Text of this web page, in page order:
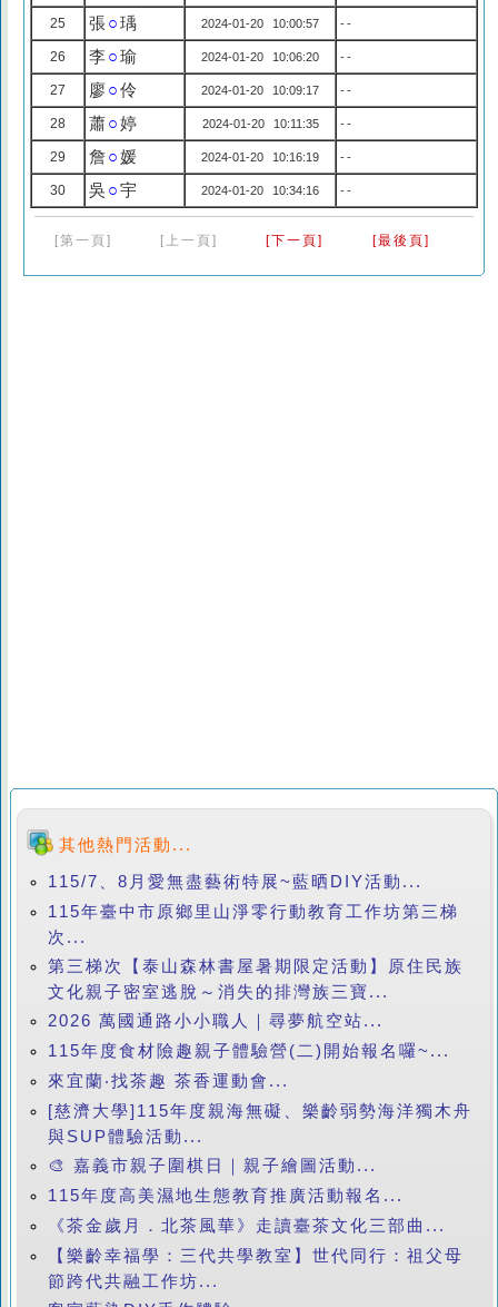
25 張○瑀 2024-01-20 10:00:57 --
26 李○瑜 2024-01-20 10:06:20 --
27 廖○伶 2024-01-20 10:09:17 --
28 蕭○婷 2024-01-20 10:11:35 --
29 詹○媛 2024-01-20 10:16:19 --
30 吳 ○宇 2024-01-20 10:34:16 --
[第一頁] [上一頁] [下一頁] [最後頁]
其他熱門活動...
115/7、8月愛無盡藝術特展~藍晒DIY活動...
115年臺中市原鄉里山淨零行動教育工作坊第三梯
次...
第三梯次【泰山森林書屋暑期限定活動】原住民族
文化親子密室逃脫～消失的排灣族三寶...
2026 萬國通路小小職人｜尋夢航空站...
115年度食材險趣親子體驗營(二)開始報名囉~...
來宜蘭‧找茶趣 茶香運動會...
[慈濟大學]115年度親海無礙、樂齡弱勢海洋獨木舟
與SUP體驗活動...
🎨 嘉義市親子圍棋日｜親子繪圖活動...
115年度高美濕地生態教育推廣活動報名...
《茶金歲月．北茶風華》走讀臺茶文化三部曲...
【樂齡幸福學：三代共學教室】世代同行：祖父母
節跨代共融工作坊...